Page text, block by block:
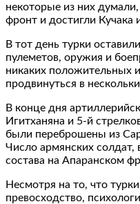
некоторые из них
фронт и достигли Кучака
В тот день турки
пулеметов, оружия и
никаких положительных
продвинуться в
В конце дня
Игитханяна и 5-й
были переброшены из
Число армянских
состава на Апаранском
Несмотря на то, что
превосходство,